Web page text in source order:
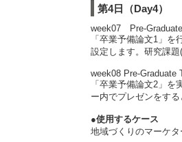
第4日（Day4）
week07 Pre-
「卒業予備論文1」
設定します。研究課
week08 Pre-Graduate
「卒業予備論文2」
ー内でプレゼンをす
●使用するケース
地域づくりのマーケ